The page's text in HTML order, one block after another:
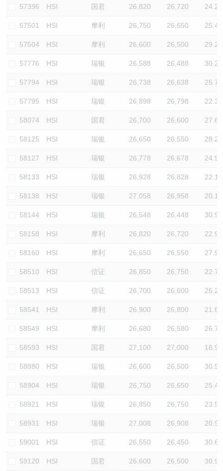
57396 HSI 国君 26,820 26,720 24.2
57501 HSI 摩利 26,750 26,650 25.4
57504 HSI 摩利 26,600 26,500 29.2
57776 HSI 瑞银 26,588 26,488 30.2
57794 HSI 瑞银 26,738 26,638 25.7
57795 HSI 瑞银 26,898 26,798 22.3
58074 HSI 国君 26,700 26,600 27.6
58125 HSI 瑞银 26,650 26,550 28.2
58127 HSI 瑞银 26,778 26,678 24.9
58133 HSI 瑞银 26,928 26,828 22.1
58138 HSI 瑞银 27,058 26,958 20.1
58144 HSI 瑞银 26,548 26,448 30.9
58158 HSI 摩利 26,820 26,720 22.9
58160 HSI 摩利 26,650 26,550 27.9
58510 HSI 信证 26,850 26,750 22.7
58513 HSI 信证 26,700 26,600 26.2
58541 HSI 摩利 26,900 26,800 21.6
58549 HSI 摩利 26,680 26,580 26.7
58593 HSI 国君 27,100 27,000 18.9
58880 HSI 瑞银 26,600 26,500 30.9
58904 HSI 瑞银 26,750 26,650 25.4
58921 HSI 瑞银 26,850 26,750 23.5
58931 HSI 瑞银 27,008 26,908 20.9
59001 HSI 信证 26,550 26,450 30.6
59120 HSI 国君 26,600 26,500 30.9